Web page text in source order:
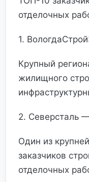
отделочных
1.
Крупный
жилищного
2. Северсталь
Один из
заказчиков
отделочных